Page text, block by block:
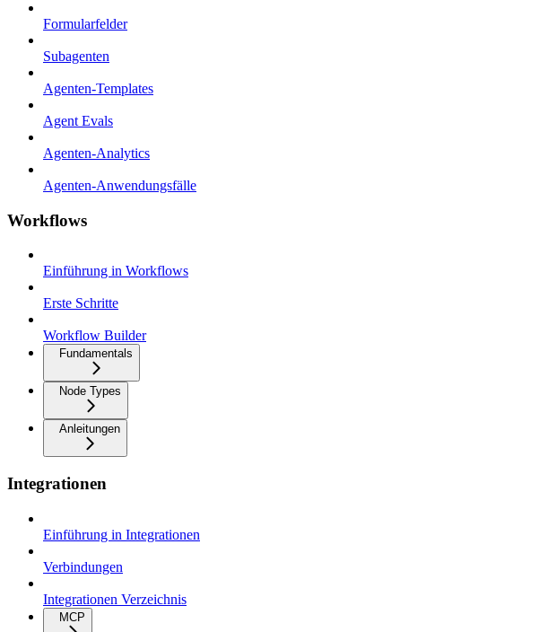
Formularfelder
Subagenten
Agenten-Templates
Agent Evals
Agenten-Analytics
Agenten-Anwendungsfälle
Workflows
Einführung in Workflows
Erste Schritte
Workflow Builder
Fundamentals
Node Types
Anleitungen
Integrationen
Einführung in Integrationen
Verbindungen
Integrationen Verzeichnis
MCP